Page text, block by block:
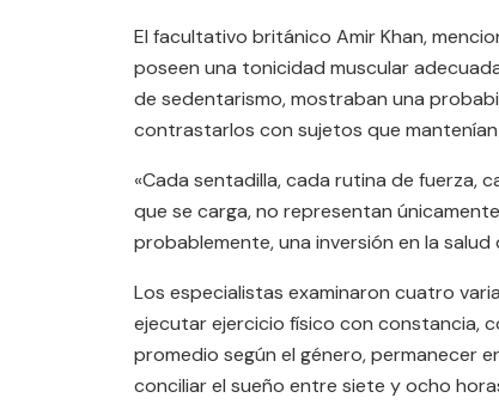
El facultativo británico Amir Khan,
poseen una tonicidad muscular
de sedentarismo, mostraban una
contrastarlos con sujetos que
«Cada sentadilla, cada rutina de fuerza,
que se carga, no representan
probablemente, una inversión en la
Los especialistas examinaron cuatro
ejecutar ejercicio físico con constancia,
promedio según el género, permanecer
conciliar el sueño entre siete y ocho